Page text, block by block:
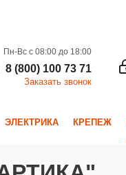
Пн-Вс с 08:00 до 18:00
8 (800) 100 73 71
Заказать звонок
ЭЛЕКТРИКА КРЕПЕЖ